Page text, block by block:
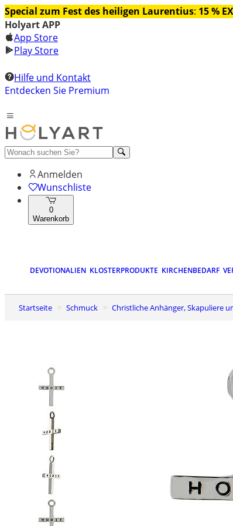
Special zum Fest des heiligen Laurentius: 15 %
Holyart APP
App Store
Play Store
Hilfe und Kontakt
Entdecken Sie Premium
Anmelden
Wunschliste
0
Warenkorb
DEVOTIONALIEN KLOSTERPRODUKTE KIRCHENBEDARF
Startseite Schmuck Christliche Anhänger, Skapuliere